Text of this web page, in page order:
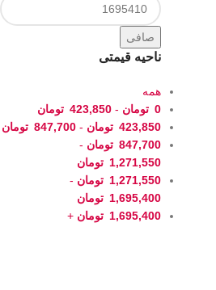
صافی
ناحیه قیمتی
همه
0 تومان -
423,850 تومان
423,850 تومان -
847,700 تومان
847,700 تومان -
1,271,550 تومان
1,271,550 تومان -
1,695,400 تومان
1,695,400 تومان +